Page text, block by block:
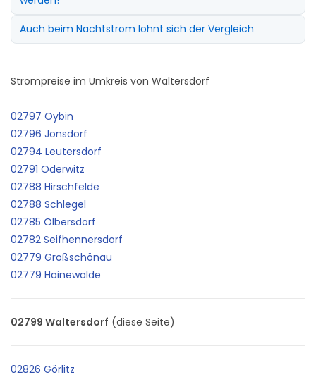
Auch beim Nachtstrom lohnt sich der Vergleich
Strompreise im Umkreis von Waltersdorf
02797 Oybin
02796 Jonsdorf
02794 Leutersdorf
02791 Oderwitz
02788 Hirschfelde
02788 Schlegel
02785 Olbersdorf
02782 Seifhennersdorf
02779 Großschönau
02779 Hainewalde
02799 Waltersdorf (diese Seite)
02826 Görlitz